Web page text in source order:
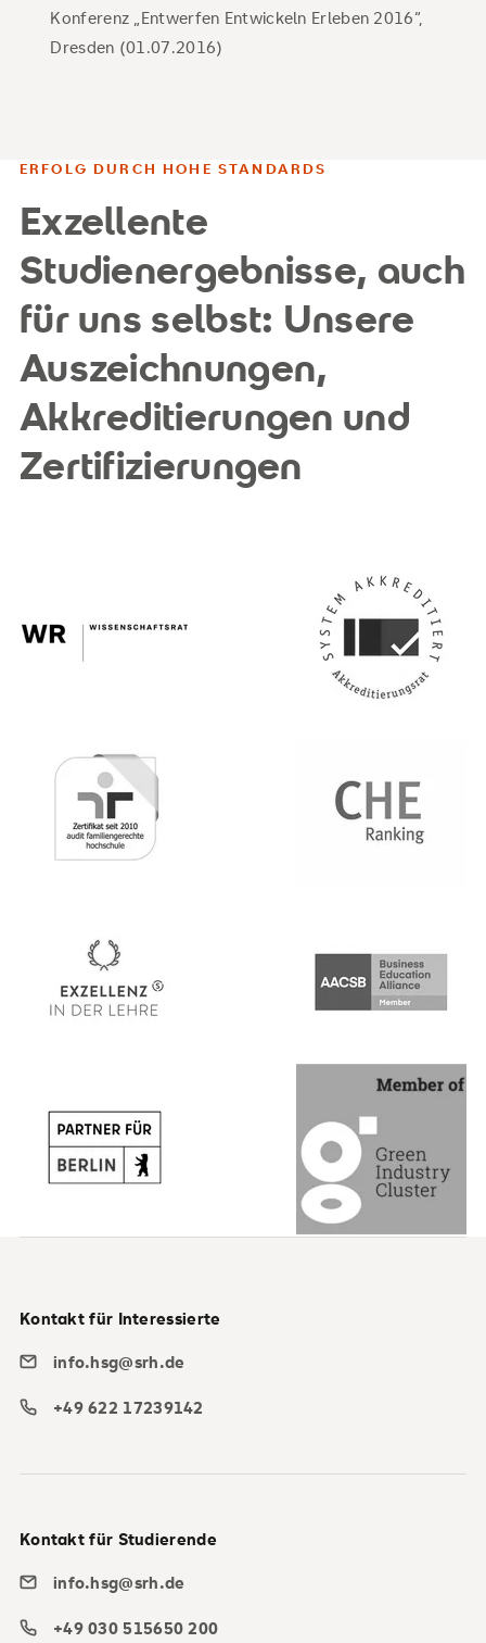
Konferenz „Entwerfen Entwickeln Erleben 2016“,
Dresden (01.07.2016)
ERFOLG DURCH HOHE STANDARDS
Exzellente
Studienergebnisse, auch
für uns selbst: Unsere
Auszeichnungen,
Akkreditierungen und
Zertifizierungen
Kontakt für Interessierte
info.hsg@srh.de
+49 622 17239142
Kontakt für Studierende
info.hsg@srh.de
+49 030 515650 200